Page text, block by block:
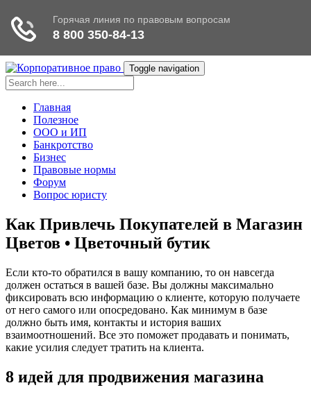
Toggle navigation
Главная
Полезное
ООО и ИП
Банкротство
Бизнес
Правовые нормы
Форум
Вопрос юристу
Как Привлечь Покупателей в Магазин
Цветов • Цветочный бутик
Если кто-то обратился в вашу компанию, то он навсегда
должен остаться в вашей базе. Вы должны максимально
фиксировать всю информацию о клиенте, которую получаете
от него самого или опосредовано. Как минимум в базе
должно быть имя, контакты и история ваших
взаимоотношений. Все это поможет продавать и понимать,
какие усилия следует тратить на клиента.
8 идей для продвижения магазина